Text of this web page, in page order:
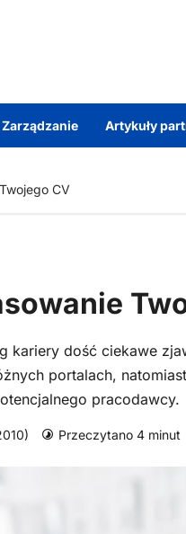
Zarządzanie Artykuły
CV
kariery dość ciekawe
portalach,
pracodawcy.
Przeczytano 4 minut